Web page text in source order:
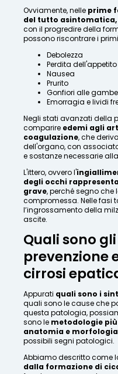
Ovviamente, nelle prime
del tutto asintomatica,
con il progredire della
possono riscontrare i
Debolezza
Perdita dell'appetito
Nausea
Prurito
Gonfiori alle gambe
Emorragia e lividi
Negli stati avanzati della
comparire edemi agli
coagulazione, che
dell'organo, con
e sostanze necessarie
L'ittero, ovvero l'
degli occhi
grave, perché segno
compromessa. Nelle fasi
l’ingrossamento della
ascite.
Quali sono
prevenzione
cirrosi
Appurati quali sono i
quali sono le cause che
questa patologia,
sono le metodologie
anatomia e
possibili segni patologici.
Abbiamo descritto come
dalla formazione di